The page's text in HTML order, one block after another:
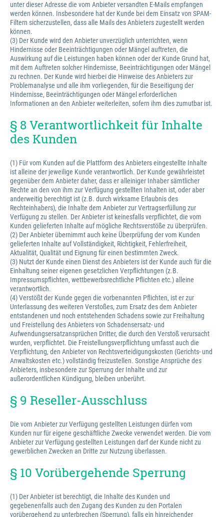
unter dieser Adresse die vom Anbieter versandten E-Mails empfangen
werden können. Insbesondere hat der Kunde bei dem Einsatz von SPAM-
Filtern sicherzustellen, dass alle Mails des Anbieters zugestellt werden
können.
(3) Der Kunde wird den Anbieter unverzüglich unterrichten, wenn
Hindernisse oder Beeinträchtigungen oder Mängel auftreten, die
Auswirkung auf die Leistungen haben können oder der Kunde Grund hat,
mit dem Auftreten solcher Hindernisse, Beeinträchtigungen oder Mängel
zu rechnen. Der Kunde wird hierbei die Hinweise des Anbieters zur
Problemanalyse und alle ihm vorliegenden, für die Beseitigung der
Hindernisse, Beeinträchtigungen oder Mängel erforderlichen
Informationen an den Anbieter weiterleiten, sofern ihm dies zumutbar ist.
§ 8 Verantwortlichkeit für Inhalte
des Kunden
(1) Für vom Kunden auf die Plattform des Anbieters eingestellte Inhalte
ist alleine der jeweilige Kunde verantwortlich. Der Kunde gewährleistet
gegenüber dem Anbieter daher, dass er alleiniger Inhaber sämtlicher
Rechte an den von ihm zur Verfügung gestellten Inhalten ist, oder aber
anderweitig berechtigt ist (z.B. durch wirksame Erlaubnis des
Rechteinhabers), die Inhalte dem Anbieter zur Vertragserfüllung zur
Verfügung zu stellen. Der Anbieter ist keinesfalls verpflichtet, die vom
Kunden gelieferten Inhalte auf mögliche Rechtsverstöße zu überprüfen.
(2) Der Anbieter übernimmt auch keine Überprüfung der vom Kunden
gelieferten Inhalte auf Vollständigkeit, Richtigkeit, Fehlerfreiheit,
Aktualität, Qualität und Eignung für einen bestimmten Zweck.
(3) Nutzt der Kunde einen Dienst des Anbieters ist der Kunde auch für die
Einhaltung seiner eigenen gesetzlichen Verpflichtungen (z.B.
Impressumspflichten, wettbewerbsrechtliche Pflichten etc.) alleine
verantwortlich.
(4) Verstößt der Kunde gegen die vorbenannten Pflichten, ist er zur
Unterlassung des weiteren Verstoßes, zum Ersatz des dem Anbieter
entstandenen und noch entstehenden Schadens sowie zur Freihaltung
und Freistellung des Anbieters von Schadensersatz- und
Aufwendungsersatzansprüchen Dritter, die durch den Verstoß verursacht
wurden, verpflichtet. Die Freistellungsverpflichtung umfasst auch die
Verpflichtung, den Anbieter von Rechtsverteidigungskosten (Gerichts- und
Anwaltskosten etc.) vollständig freizustellen. Sonstige Ansprüche des
Anbieters, insbesondere zur Sperrung der Inhalte und zur
außerordentlichen Kündigung, bleiben unberührt.
§ 9 Reseller-Ausschluss
Die vom Anbieter zur Verfügung gestellten Leistungen dürfen vom
Kunden nur für eigene geschäftliche Zwecke verwendet werden. Die vom
Anbieter zur Verfügung gestellten Leistungen darf der Kunde nicht zu
gewerblichen Zwecken an Dritte zur Nutzung überlassen.
§ 10 Vorübergehende Sperrung
(1) Der Anbieter ist berechtigt, die Inhalte des Kunden und
gegebenenfalls auch den Zugang des Kunden zu den Portalen
vorübergehend zu unterbrechen (Sperrung), falls ein hinreichender